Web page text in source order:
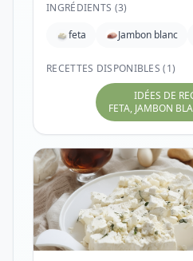
INGRÉDIENTS (3)
feta
Jambon blanc
RECETTES DISPONIBLES (1)
IDÉES DE
FETA, JAMBON